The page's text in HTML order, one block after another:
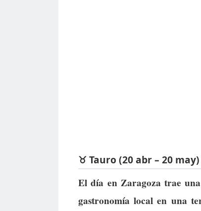
♉ Tauro (20 abr – 20 may)
El día en Zaragoza trae
gastronomía local en una